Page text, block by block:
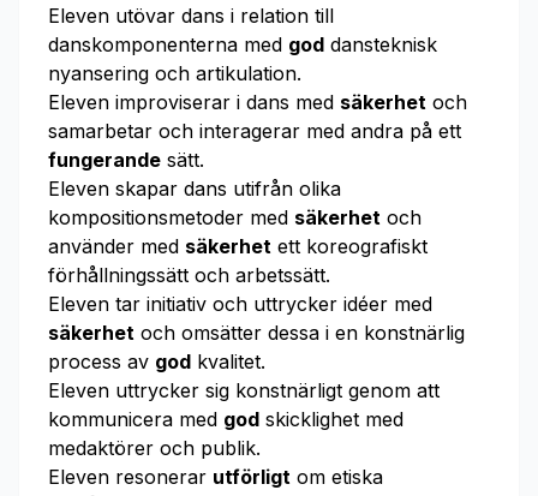
Eleven utövar dans i relation till
danskomponenterna med god dansteknisk
nyansering och artikulation.
Eleven improviserar i dans med säkerhet och
samarbetar och interagerar med andra på ett
fungerande sätt.
Eleven skapar dans utifrån olika
kompositionsmetoder med säkerhet och
använder med säkerhet ett koreografiskt
förhållningssätt och arbetssätt.
Eleven tar initiativ och uttrycker idéer med
säkerhet och omsätter dessa i en konstnärlig
process av god kvalitet.
Eleven uttrycker sig konstnärligt genom att
kommunicera med god skicklighet med
medaktörer och publik.
Eleven resonerar utförligt om etiska